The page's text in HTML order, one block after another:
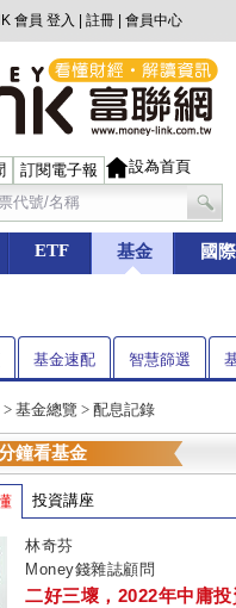
會員 登入 註冊 會員中心
訂閱電子報 設為首頁
ETF 基金 國際
基金速配 智慧篩選
> 基金總覽 > 配息記錄
鐘看基金
投資講座
林奇芬
Money錢雜誌顧問
二好三壞，2022年中庸投